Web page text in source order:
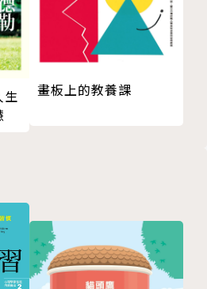
！
冰島，同時也是全球幸福指
這本書，養育者可以從旁引導
，提升自我價值感，並培養出
的三要素：
足力
，只需要願意和他一起思考
眼光，看見偏見是怎麼滲透日
解如何平等的看待世界。
的嫌惡表達？
危險？
讀懂什麼？
的家事
思
在影響
夢遺派對
象
別意識敏感課
生
畫板上的教養課